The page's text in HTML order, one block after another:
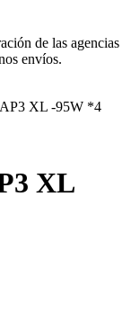
de las agencias
envíos.
XL -95W *4
XL